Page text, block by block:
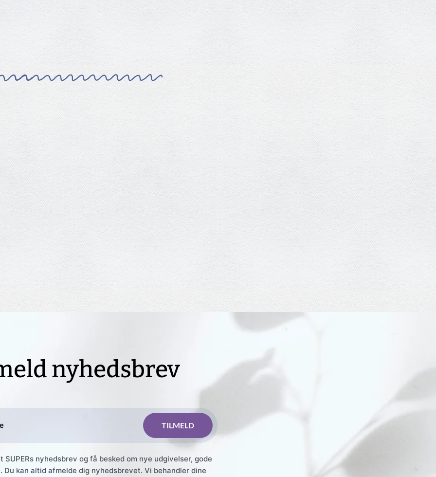
nyhedsbrev
nyhedsbrev og få besked om nye udgivelser, gode
Du kan altid afmelde dig nyhedsbrevet. Vi behandler dine